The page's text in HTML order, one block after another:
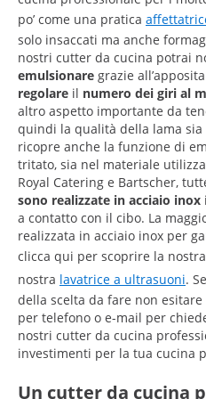
po’ come una pratica
solo insaccati ma anche
nostri cutter da cucina potrai
emulsionare grazie
regolare il numero dei giri al
altro aspetto importante da
quindi la qualità della lama
ricopre anche la funzione di
tritato, sia nel materiale
Royal Catering e Bartscher,
sono realizzate in acciaio inox
a contatto con il cibo. La
realizzata in acciaio inox per
clicca qui per scoprire la nostra
nostra lavatrice a ultrasuoni.
della scelta da fare non
per telefono o e-mail per
nostri cutter da cucina
investimenti per la tua cucina
Un cutter da cucina